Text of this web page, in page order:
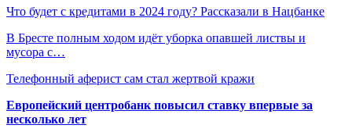
Что будет с кредитами в 2024 году? Рассказали в Нацбанке
В Бресте полным ходом идёт уборка опавшей листвы и
мусора с…
Телефонный аферист сам стал жертвой кражи
Европейский центробанк повысил ставку впервые за
несколько лет